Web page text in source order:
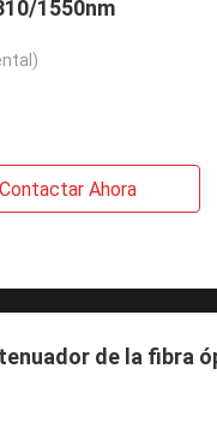
1550nm
Contactar Ahora
de la fibra